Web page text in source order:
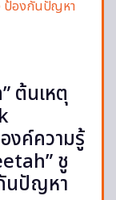
ต้นเหตุ
งค์ความรู้
ชู
นปัญหา